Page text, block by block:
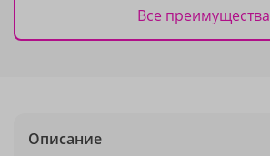
Все преимущества
Описание